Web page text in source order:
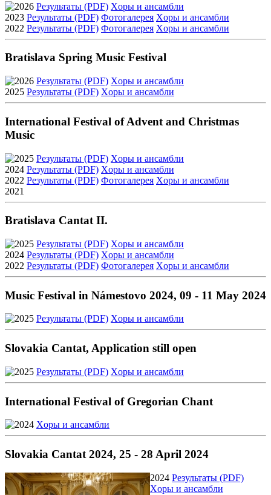
2026 Результаты (PDF) Xоры и ансамбли
2023 Результаты (PDF) Фотогалерея Xоры и ансамбли
2022 Результаты (PDF) Фотогалерея Xоры и ансамбли
Bratislava Spring Music Festival
2026 Результаты (PDF) Xоры и ансамбли
2025 Результаты (PDF) Xоры и ансамбли
International Festival of Advent and Christmas
Music
2025 Результаты (PDF) Xоры и ансамбли
2024 Результаты (PDF) Xоры и ансамбли
2022 Результаты (PDF) Фотогалерея Xоры и ансамбли
2021
Bratislava Cantat II.
2025 Результаты (PDF) Xоры и ансамбли
2024 Результаты (PDF) Xоры и ансамбли
2022 Результаты (PDF) Фотогалерея Xоры и ансамбли
Music Festival in Námestovo 2024, 09 - 11 May 2024
2025 Результаты (PDF) Xоры и ансамбли
Slovakia Cantat, Application still open
2025 Результаты (PDF) Xоры и ансамбли
International Festival of Gregorian Chant
2024 Xоры и ансамбли
Slovakia Cantat 2024, 25 - 28 April 2024
2024 Результаты (PDF)
Xоры и ансамбли